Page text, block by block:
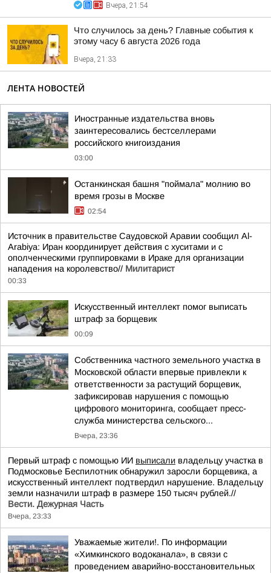
Вчера, 21:54
Что случилось за день? Главные события к
этому часу 6 августа 2026 года
Вчера, 21:33
ЛЕНТА НОВОСТЕЙ
Иностранные издательства вновь
заинтересовались бестселлерами
российского книгоиздания
03:00
Останкинская башня "поймала" молнию во
время грозы в Москве
02:54
Источник в правительстве Саудовской Аравии сообщил Al-
Arabiya: Иран координирует действия с хуситами и с
ополченческими группировками в Ираке для организации
нападения на королевство// Милитарист
00:33
Искусственный интеллект помог выписать
штраф за борщевик
00:09
Собственника частного земельного участка в
Московской области впервые привлекли к
ответственности за растущий борщевик,
зафиксировав нарушения с помощью
цифрового мониторинга, сообщает пресс-
служба министерства сельского...
Вчера, 23:36
Первый штраф с помощью ИИ выписали владельцу участка в
Подмосковье Беспилотник обнаружил заросли борщевика, а
искусственный интеллект подтвердил нарушение. Владельцу
земли назначили штраф в размере 150 тысяч рублей.//
Вести. Дежурная Часть
Вчера, 23:33
Уважаемые жители!. По информации
«Химкинского водоканала», в связи с
проведением аварийно-восстановительных